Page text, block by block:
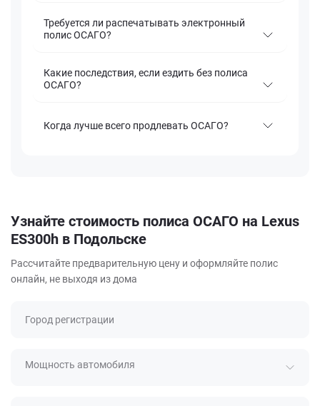
Требуется ли распечатывать электронный
полис ОСАГО?
Какие последствия, если ездить без полиса
ОСАГО?
Когда лучше всего продлевать ОСАГО?
Узнайте стоимость полиса ОСАГО на Lexus
ES300h в Подольске
Рассчитайте предварительную цену и оформляйте полис
онлайн, не выходя из дома
Город регистрации
Мощность автомобиля